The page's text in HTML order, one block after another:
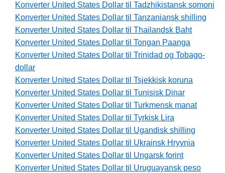
Konverter United States Dollar til Tadzhikistansk somoni
Konverter United States Dollar til Tanzaniansk shilling
Konverter United States Dollar til Thailandsk Baht
Konverter United States Dollar til Tongan Paanga
Konverter United States Dollar til Trinidad og Tobago-
dollar
Konverter United States Dollar til Tsjekkisk koruna
Konverter United States Dollar til Tunisisk Dinar
Konverter United States Dollar til Turkmensk manat
Konverter United States Dollar til Tyrkisk Lira
Konverter United States Dollar til Ugandisk shilling
Konverter United States Dollar til Ukrainsk Hryvnia
Konverter United States Dollar til Ungarsk forint
Konverter United States Dollar til Uruguayansk peso